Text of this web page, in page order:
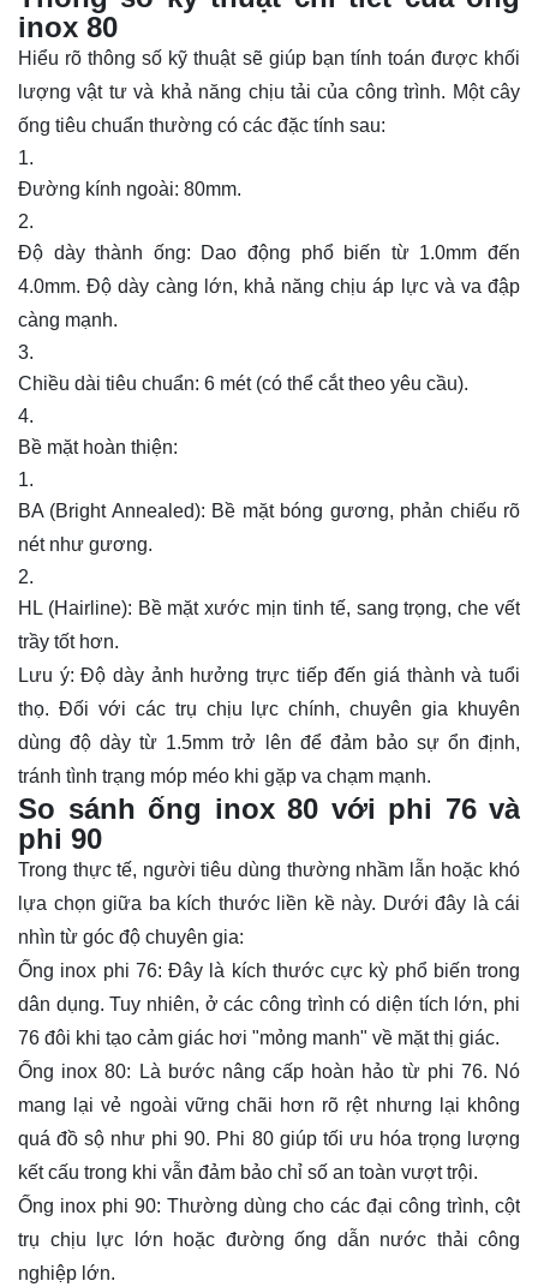
inox 80
Hiểu rõ thông số kỹ thuật sẽ giúp bạn tính toán được khối
lượng vật tư và khả năng chịu tải của công trình. Một cây
ống tiêu chuẩn thường có các đặc tính sau:
Đường kính ngoài: 80mm.
Độ dày thành ống: Dao động phổ biến từ 1.0mm đến
4.0mm. Độ dày càng lớn, khả năng chịu áp lực và va đập
càng mạnh.
Chiều dài tiêu chuẩn: 6 mét (có thể cắt theo yêu cầu).
Bề mặt hoàn thiện:
BA (Bright Annealed): Bề mặt bóng gương, phản chiếu rõ
nét như gương.
HL (Hairline): Bề mặt xước mịn tinh tế, sang trọng, che vết
trầy tốt hơn.
Lưu ý: Độ dày ảnh hưởng trực tiếp đến giá thành và tuổi
thọ. Đối với các trụ chịu lực chính, chuyên gia khuyên
dùng độ dày từ 1.5mm trở lên để đảm bảo sự ổn định,
tránh tình trạng móp méo khi gặp va chạm mạnh.
So sánh ống inox 80 với phi 76 và
phi 90
Trong thực tế, người tiêu dùng thường nhầm lẫn hoặc khó
lựa chọn giữa ba kích thước liền kề này. Dưới đây là cái
nhìn từ góc độ chuyên gia:
Ống inox phi 76: Đây là kích thước cực kỳ phổ biến trong
dân dụng. Tuy nhiên, ở các công trình có diện tích lớn, phi
76 đôi khi tạo cảm giác hơi "mỏng manh" về mặt thị giác.
Ống inox 80: Là bước nâng cấp hoàn hảo từ phi 76. Nó
mang lại vẻ ngoài vững chãi hơn rõ rệt nhưng lại không
quá đồ sộ như phi 90. Phi 80 giúp tối ưu hóa trọng lượng
kết cấu trong khi vẫn đảm bảo chỉ số an toàn vượt trội.
Ống inox phi 90: Thường dùng cho các đại công trình, cột
trụ chịu lực lớn hoặc đường ống dẫn nước thải công
nghiệp lớn.